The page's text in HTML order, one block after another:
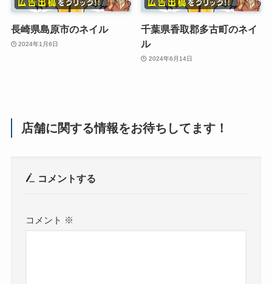
長崎県島原市のネイル
2024年1月6日
千葉県香取郡多古町のネイ
ル
2024年6月14日
店舗に関する情報をお待ちしてます！
コメントする
コメント ※